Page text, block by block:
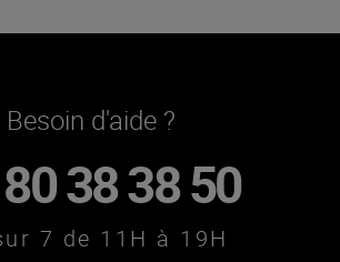
Besoin d'aide ?
38 38 50
7 de 11H à 19H